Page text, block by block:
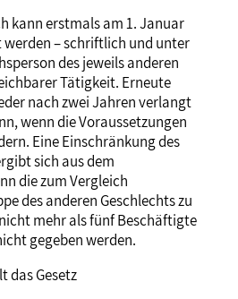
kann erstmals am 1. Januar
– schriftlich und unter
des jeweils anderen
Tätigkeit. Erneute
nach zwei Jahren verlangt
wenn die Voraussetzungen
Eine Einschränkung des
sich aus dem
die zum Vergleich
des anderen Geschlechts zu
mehr als fünf Beschäftigte
gegeben werden.
das Gesetz